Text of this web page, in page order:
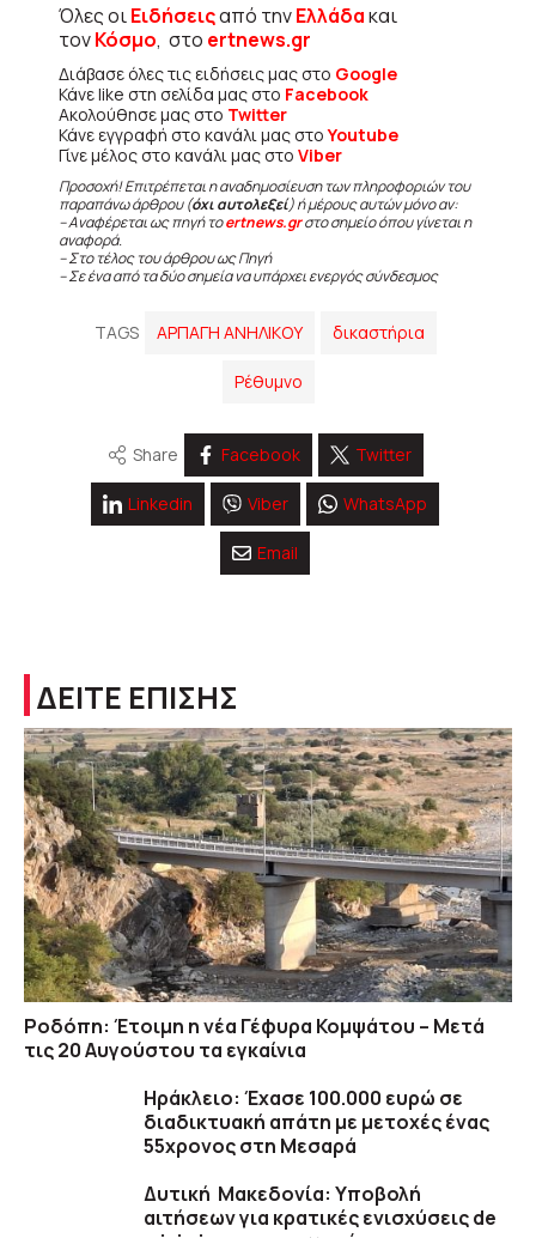
Όλες οιΕιδήσειςαπό τηνΕλλάδακαι
τονΚόσμο, στο ertnews.gr
Διάβασε όλες τις ειδήσεις μας στο Google
Κάνε like στη σελίδα μας στο Facebook
Ακολούθησε μας στο Twitter
Κάνε εγγραφή στο κανάλι μας στοYoutube
Γίνε μέλος στο κανάλι μας στο Viber
Προσοχή! Επιτρέπεται η αναδημοσίευση των πληροφοριών του
παραπάνω άρθρου (όχι αυτολεξεί) ή μέρους αυτών μόνο αν:
– Αναφέρεται ως πηγή τοertnews.grστο σημείο όπου γίνεται η
αναφορά.
– Στο τέλος του άρθρου ως Πηγή
– Σε ένα από τα δύο σημεία να υπάρχει ενεργός σύνδεσμος
TAGS ΑΡΠΑΓΗ ΑΝΗΛΙΚΟΥ δικαστήρια
Ρέθυμνο
Share Facebook Twitter
Linkedin Viber WhatsApp
Email
ΔΕΙΤΕ ΕΠΙΣΗΣ
Ροδόπη: Έτοιμη η νέα Γέφυρα Κομψάτου – Μετά
τις 20 Αυγούστου τα εγκαίνια
Ηράκλειο: Έχασε 100.000 ευρώ σε
διαδικτυακή απάτη με μετοχές ένας
55χρονος στη Μεσαρά
Δυτική Μακεδονία: Υποβολή
αιτήσεων για κρατικές ενισχύσεις de